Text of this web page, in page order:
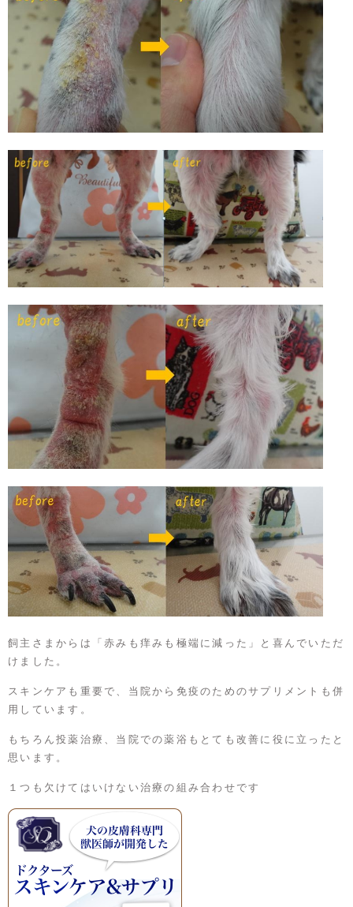
飼主さまからは「赤みも痒みも極端に減った」と喜んでいただ
けました。
スキンケアも重要で、当院から免疫のためのサプリメントも併
用しています。
もちろん投薬治療、当院での薬浴もとても改善に役に立ったと
思います。
１つも欠けてはいけない治療の組み合わせです